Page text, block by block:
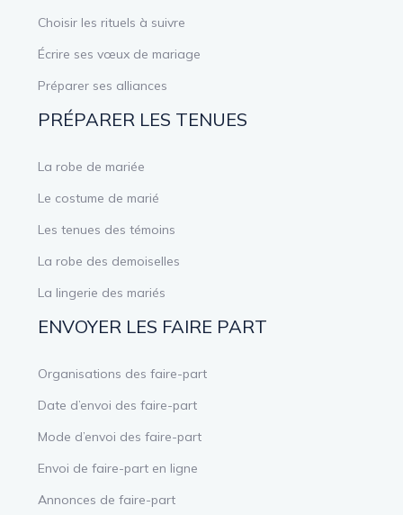
Choisir les rituels à suivre
Écrire ses vœux de mariage
Préparer ses alliances
PRÉPARER LES TENUES
La robe de mariée
Le costume de marié
Les tenues des témoins
La robe des demoiselles
La lingerie des mariés
ENVOYER LES FAIRE PART
Organisations des faire-part
Date d’envoi des faire-part
Mode d’envoi des faire-part
Envoi de faire-part en ligne
Annonces de faire-part